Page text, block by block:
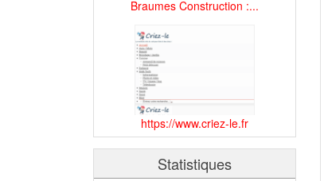
Braumes Construction :...
https://www.criez-le.fr
Statistiques